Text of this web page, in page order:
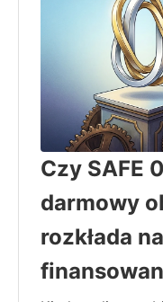
Czy SAFE
darmowy
rozkłada